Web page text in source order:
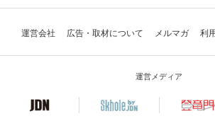
運営会社 広告・取材について メルマガ 利
運営メディア